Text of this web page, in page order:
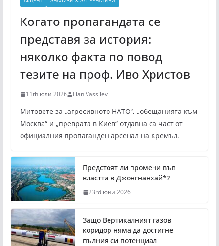
Когато пропагандата се
представя за история:
няколко факта по повод
тезите на проф. Иво Христов
11th юли 2026 Ilian Vassilev
Митовете за „агресивното НАТО“, „обещанията към
Москва“ и „преврата в Киев“ отдавна са част от
официалния пропаганден арсенал на Кремъл.
Предстоят ли промени във
властта в Джонгнанхай*?
23rd юни 2026
Защо Вертикалният газов
коридор няма да достигне
пълния си потенциал